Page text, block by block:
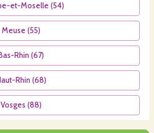
et-Moselle (54)
Meuse (55)
Bas-Rhin (67)
Rhin (68)
Vosges (88)